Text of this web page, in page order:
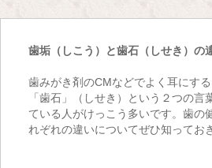
歯垢（しこう）と歯石（しせき）の
歯みがき剤のCMなどでよく耳にす
「歯石」（しせき）という２つの言
ている人がけっこう多いです。歯の
れぞれの違いについてぜひ知ってお